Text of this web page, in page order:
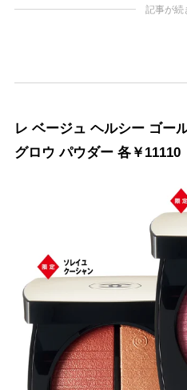
記事が続
レ ベージュ ヘルシー ゴー
グロウ パウダー 各￥11110